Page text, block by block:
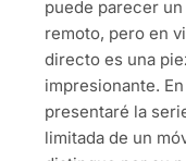
puede parecer
remoto, pero en
directo es una
impresionante.
presentaré la
limitada de un